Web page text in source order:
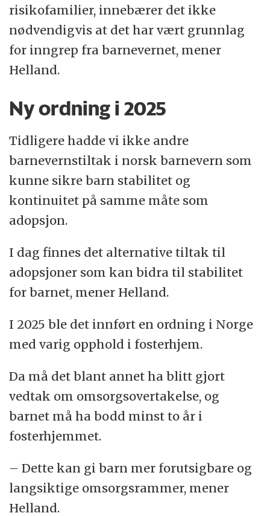
risikofamilier, innebærer det ikke
nødvendigvis at det har vært grunnlag
for inngrep fra barnevernet, mener
Helland.
Ny ordning i 2025
Tidligere hadde vi ikke andre
barnevernstiltak i norsk barnevern som
kunne sikre barn stabilitet og
kontinuitet på samme måte som
adopsjon.
I dag finnes det alternative tiltak til
adopsjoner som kan bidra til stabilitet
for barnet, mener Helland.
I 2025 ble det innført en ordning i Norge
med varig opphold i fosterhjem.
Da må det blant annet ha blitt gjort
vedtak om omsorgsovertakelse, og
barnet må ha bodd minst to år i
fosterhjemmet.
– Dette kan gi barn mer forutsigbare og
langsiktige omsorgsrammer, mener
Helland.